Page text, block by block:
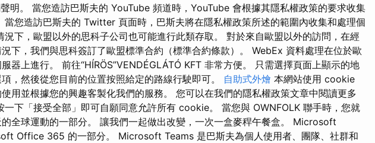
明。 當您造訪巴斯夫的 YouTube 頻道時，YouTube 會根據其隱私權政策的要求收集
當您造訪巴斯夫的 Twitter 頁面時，巴斯夫將在隱私權政策所述的範圍內收集和處理個
況下，歐盟以外的思科子公司也可能進行此類存取。 對於來自歐盟以外的訪問，在經
下，我們與思科簽訂了歐盟標準合約（標準合約條款）。 WebEx 資料處理在位於歐
器上進行。 前往“HÍRÖS”VENDÉGLÁTÓ KFT 非常方便。 只需選擇頁面上顯示的地
，然後從您目前的位置按照給定的路線行駛即可。 自助式外燴 本網站使用 cookie
用並根據您的興趣客製化我們的服務。 您可以在我們的隱私權政策文章中閱讀更多
一下「接受全部」即可自願同意允許所有 cookie。 當您與 OWNFOLK 聯手時，您就
全球運動的一部分。 讓我們一起做出改變，一次一盒麥稈午餐盒。 Microsoft
Office 365 的一部分。 Microsoft Teams 是巴斯夫為個人使用者、團隊、社群和